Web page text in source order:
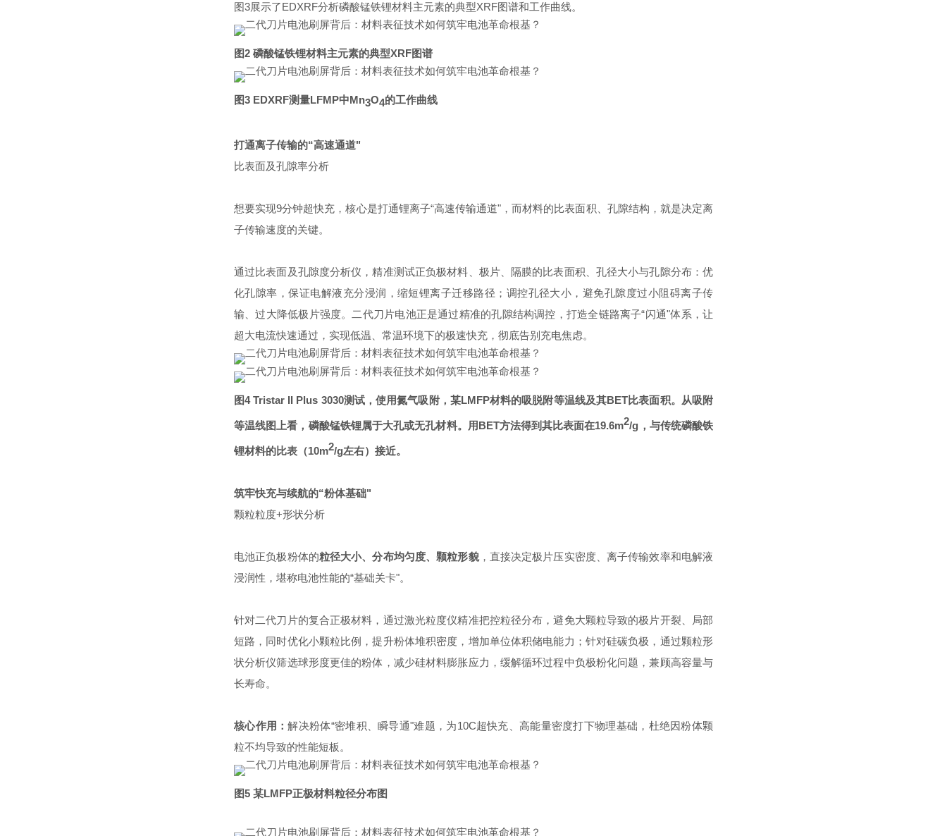
图3展示了EDXRF分析磷酸锰铁锂材料主元素的典型XRF图谱和工作曲线。
图2 磷酸锰铁锂材料主元素的典型XRF图谱
图3 EDXRF测量LFMP中Mn3O4的工作曲线
打通离子传输的“高速通道"
比表面及孔隙率分析
想要实现9分钟超快充，核心是打通锂离子“高速传输通道"，而材料的比表面积、孔隙结构，就是决定离
子传输速度的关键。
通过比表面及孔隙度分析仪，精准测试正负极材料、极片、隔膜的比表面积、孔径大小与孔隙分布：优
化孔隙率，保证电解液充分浸润，缩短锂离子迁移路径；调控孔径大小，避免孔隙度过小阻碍离子传
输、过大降低极片强度。二代刀片电池正是通过精准的孔隙结构调控，打造全链路离子“闪通"体系，让
超大电流快速通过，实现低温、常温环境下的极速快充，彻底告别充电焦虑。
图4 Tristar II Plus 3030测试，使用氮气吸附，某LMFP材料的吸脱附等温线及其BET比表面积。从吸附
等温线图上看，磷酸锰铁锂属于大孔或无孔材料。用BET方法得到其比表面在19.6m2/g，与传统磷酸铁
锂材料的比表（10m2/g左右）接近。
筑牢快充与续航的“粉体基础"
颗粒粒度+形状分析
电池正负极粉体的粒径大小、分布均匀度、颗粒形貌，直接决定极片压实密度、离子传输效率和电解液
浸润性，堪称电池性能的“基础关卡"。
针对二代刀片的复合正极材料，通过激光粒度仪精准把控粒径分布，避免大颗粒导致的极片开裂、局部
短路，同时优化小颗粒比例，提升粉体堆积密度，增加单位体积储电能力；针对硅碳负极，通过颗粒形
状分析仪筛选球形度更佳的粉体，减少硅材料膨胀应力，缓解循环过程中负极粉化问题，兼顾高容量与
长寿命。
核心作用：解决粉体“密堆积、瞬导通"难题，为10C超快充、高能量密度打下物理基础，杜绝因粉体颗
粒不均导致的性能短板。
图5 某LMFP正极材料粒径分布图